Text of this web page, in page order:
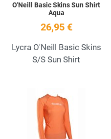
O'Neill Basic Skins Sun Shirt
Aqua
26,95 €
Lycra O'Neill Basic Skins
S/S Sun Shirt
Añadir a la lista de deseos
Quick View